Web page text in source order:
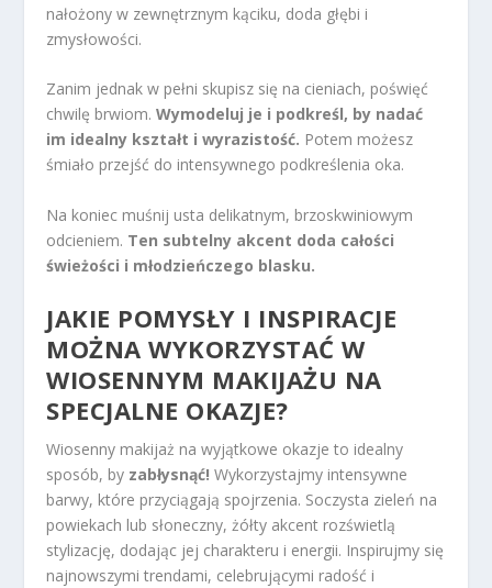
nałożony w zewnętrznym kąciku, doda głębi i
zmysłowości.
Zanim jednak w pełni skupisz się na cieniach, poświęć
chwilę brwiom.Wymodeluj je i podkreśl, by nadać
im idealny kształt i wyrazistość. Potem możesz
śmiało przejść do intensywnego podkreślenia oka.
Na koniec muśnij usta delikatnym, brzoskwiniowym
odcieniem. Ten subtelny akcent doda całości
świeżości i młodzieńczego blasku.
JAKIE POMYSŁY I INSPIRACJE
MOŻNA WYKORZYSTAĆ W
WIOSENNYM MAKIJAŻU NA
SPECJALNE OKAZJE?
Wiosenny makijaż na wyjątkowe okazje to idealny
sposób, by zabłysnąć! Wykorzystajmy intensywne
barwy, które przyciągają spojrzenia. Soczysta zieleń na
powiekach lub słoneczny, żółty akcent rozświetlą
stylizację, dodając jej charakteru i energii. Inspirujmy się
najnowszymi trendami, celebrującymi radość i